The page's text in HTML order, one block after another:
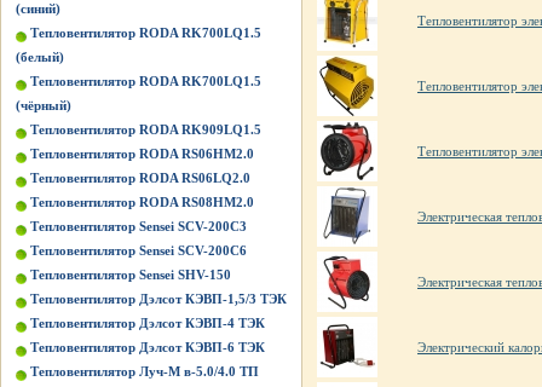
(синий)
Тепловентилятор RODA RK700LQ1.5
(белый)
Тепловентилятор RODA RK700LQ1.5
(чёрный)
Тепловентилятор RODA RK909LQ1.5
Тепловентилятор RODA RS06HM2.0
Тепловентилятор RODA RS06LQ2.0
Тепловентилятор RODA RS08HM2.0
Тепловентилятор Sensei SCV-200C3
Тепловентилятор Sensei SCV-200C6
Тепловентилятор Sensei SHV-150
Тепловентилятор Дэлсот КЭВП-1,5/3 ТЭК
Тепловентилятор Дэлсот КЭВП-4 ТЭК
Тепловентилятор Дэлсот КЭВП-6 ТЭК
Тепловентилятор Луч-М в-5.0/4.0 ТП
Тепловентилятор
Тепловентилятор
Тепловентилятор
Электрическая
Электрическая
Электрический